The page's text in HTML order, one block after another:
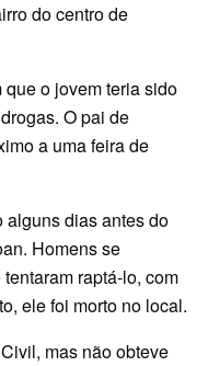
do centro de
o jovem teria sido
O pai de
a uma feira de
alguns dias antes do
Homens se
raptá-lo, com
ele foi morto no local.
mas não obteve